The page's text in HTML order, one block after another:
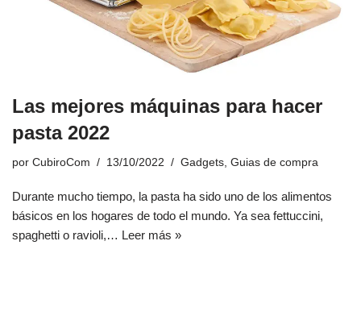
Las mejores máquinas para hacer
pasta 2022
por CubiroCom 13/10/2022 Gadgets Guias de compra
Durante mucho tiempo, la pasta ha sido uno de los alimentos
básicos en los hogares de todo el mundo. Ya sea fettuccini,
spaghetti o ravioli,… Leer más »